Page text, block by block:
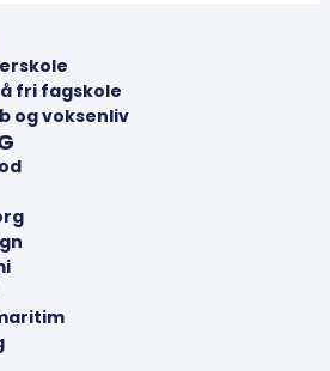
fri fagskole
og voksenliv